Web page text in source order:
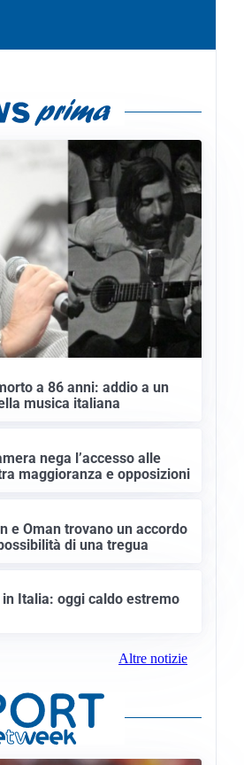
a 86 anni: addio a un
musica italiana
nega l’accesso alle
maggioranza e opposizioni
e Oman trovano un accordo
di una tregua
Italia: oggi caldo estremo
Altre notizie